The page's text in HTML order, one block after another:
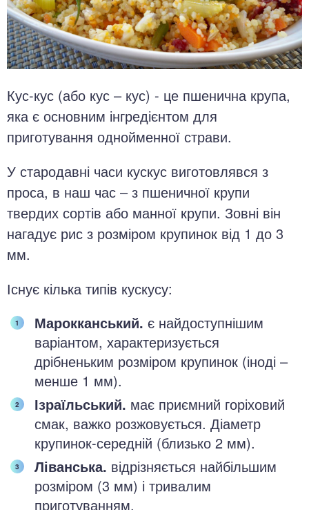
Кус-кус (або кус – кус) - це пшенична крупа,
яка є основним інгредієнтом для
приготування однойменної страви.
У стародавні часи кускус виготовлявся з
проса, в наш час – з пшеничної крупи
твердих сортів або манної крупи. Зовні він
нагадує рис з розміром крупинок від 1 до 3
мм.
Існує кілька типів кускусу:
Марокканський. є найдоступнішим
варіантом, характеризується
дрібненьким розміром крупинок (іноді –
менше 1 мм).
Ізраїльський. має приємний горіховий
смак, важко розжовується. Діаметр
крупинок-середній (близько 2 мм).
Ліванська. відрізняється найбільшим
розміром (3 мм) і тривалим
приготуванням.